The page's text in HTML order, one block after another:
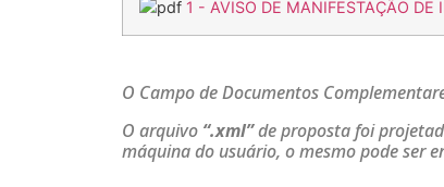
1 - AVISO DE MANIFESTAÇÃO DE
O Campo de Documentos
O arquivo “.xml”de proposta foi
máquina do usuário, o mesmo pode ser